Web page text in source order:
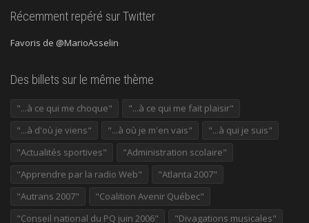
Récemment repéré sur Twitter
Favoris de @MarioAsselin
Des billets sur le même thème
"...à ce qui me choque"
"...à ce qui me fait plaisir"
"...à d'où je viens"
"...à où je m'en vais"
"...à qui je suis"
"Actualités sportives"
"Administration scolaire"
"Apprendre par la radio Web"
"Atlanta 2007"
"Autrans 2007"
"Coalition Avenir Québec"
"Conseil national du PQ juin 2006"
"Divagations musicales"